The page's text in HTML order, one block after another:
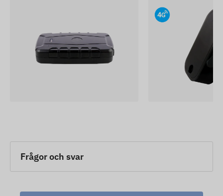
Frågor och svar